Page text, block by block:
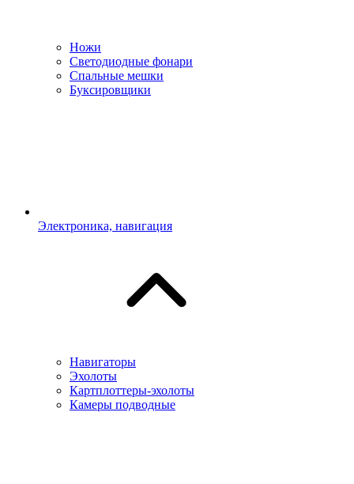
Ножи
Светодиодные фонари
Спальные мешки
Буксировщики
Электроника, навигация
Навигаторы
Эхолоты
Картплоттеры-эхолоты
Камеры подводные